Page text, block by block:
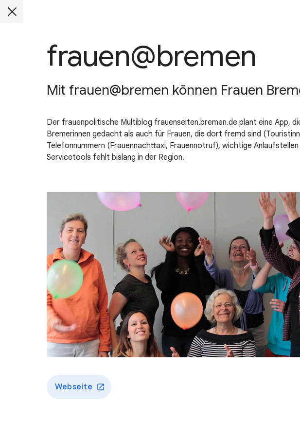
frauen@bremen
Mit frauen@bremen können Frauen
Der frauenpolitische Multiblog frauenseiten.bremen.de plant eine App,
Bremerinnen gedacht als auch für Frauen, die dort fremd sind
Telefonnummern (Frauennachttaxi, Frauennotruf), wichtige
Servicetools fehlt bislang in der Region.
Webseite